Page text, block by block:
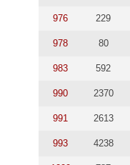
976 229
978 80
983 592
990 2370
991 2613
993 4238